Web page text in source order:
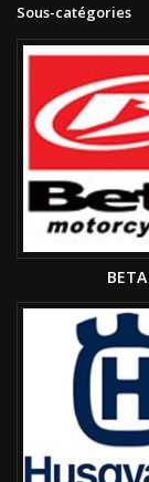
Sous-catégories
BETA